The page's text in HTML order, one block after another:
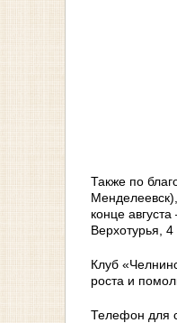
Также по
конце
Верхотурья,
Клуб
роста и
Телефон для